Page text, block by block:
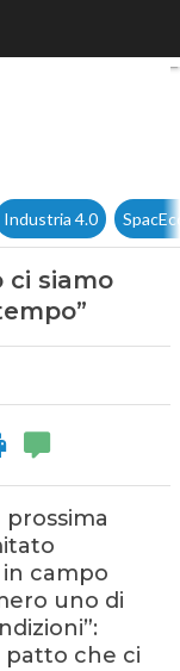
sulla Newco
Industria 4.0
ci siamo
in campo
uno di
patto che ci